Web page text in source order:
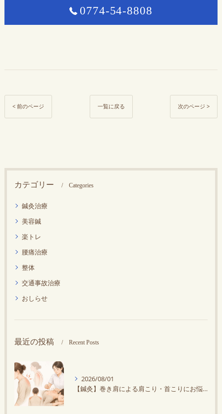
0774-54-8808
< 前のページ 一覧に戻る 次のページ >
カテゴリー Categories
鍼灸治療
美容鍼
楽トレ
腰痛治療
整体
交通事故治療
おしらせ
最近の投稿 Recent Posts
2026/08/01
【鍼灸】巻き肩による肩こり・首こりにお悩みの方に鍼灸がオススメ！スマホ・デスクワークで悪化する？